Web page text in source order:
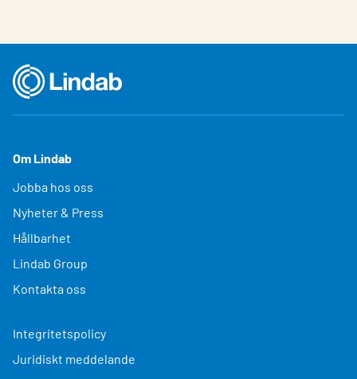
Om Lindab
Jobba hos oss
Nyheter & Press
Hållbarhet
Lindab Group
Kontakta oss
Integritetspolicy
Juridiskt meddelande